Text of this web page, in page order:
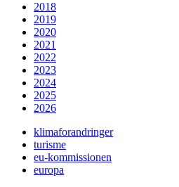
2018
2019
2020
2021
2022
2023
2024
2025
2026
klimaforandringer
turisme
eu-kommissionen
europa